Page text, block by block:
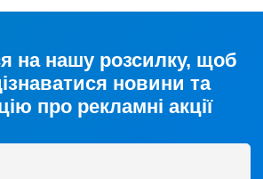
на нашу розсилку, щоб
новини та
про рекламні акції